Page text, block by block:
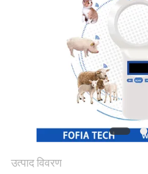
POLICY
उत्पाद विवरण